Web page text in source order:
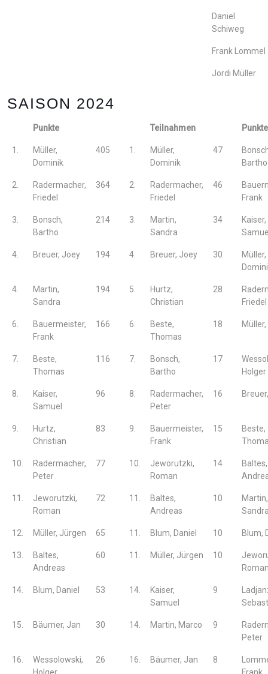
Daniel
Schiweg
Frank Lommel
Jordi Müller
SAISON 2024
Punkte Teilnahmen
1.
Müller,
Dominik
405 1.
Müller,
Dominik
47
Bartho
2.
Radermacher,
Friedel
364 2.
Radermacher,
Friedel
46
Frank
3.
Bonsch,
Bartho
214 3.
Martin,
Sandra
34
Kaiser,
4. Breuer, Joey 194 4. Breuer, Joey 30
Müller,
4.
Martin,
Sandra
194 5.
Hurtz,
Christian
28
Friedel
6.
Bauermeister,
Frank
166 6.
Beste,
Thomas
18
7.
Beste,
Thomas
116 7.
Bonsch,
Bartho
17
Holger
8.
Kaiser,
Samuel
96 8.
Radermacher,
Peter
16
9.
Hurtz,
Christian
83 9.
Bauermeister,
Frank
15
Beste,
10.
Radermacher,
Peter
77 10.
Jeworutzki,
Roman
14
Baltes,
11.
Jeworutzki,
Roman
72 11.
Baltes,
Andreas
10
Martin,
12. Müller, Jürgen 65 11. Blum, Daniel 10 Blum,
13.
Baltes,
Andreas
60 11. Müller, Jürgen 10
14. Blum, Daniel 53 14.
Kaiser,
Samuel
9
15. Bäumer, Jan 30 14. Martin, Marco 9
Peter
16.
Wessolowski,
26 16. Bäumer, Jan 8